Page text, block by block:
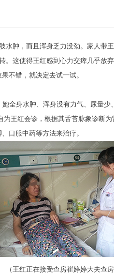
肿，而且浑身乏力没劲。家人带
。这使得王红感到心力交瘁几乎放
不错，就决定去试一试。
身水肿、浑身没有力气、尿量少
王红会诊，根据其舌苔脉象诊断
口服中药等方法来治疗。
王红正在接受查房崔婷婷大夫查房